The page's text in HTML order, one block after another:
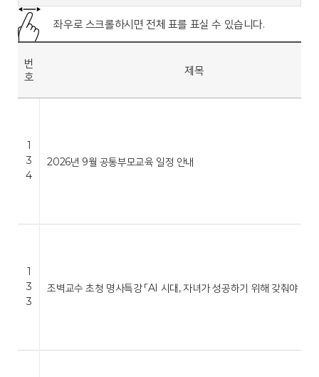
좌우로 스크롤하시면 전체 표를 표실 수 있습니다.
번
호
제목
1
3
4
2026년 9월 공통부모교육 일정 안내
1
3
3
조벽교수 초청 명사특강 「AI 시대, 자녀가 성공하기 위해 갖춰야 …